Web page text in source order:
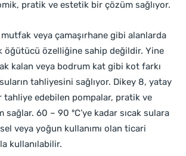
pratik ve estetik bir çözüm sağlıyor.
veya çamaşırhane gibi alanlarda
öğütücü özelliğine sahip değildir. Yine
kalan veya bodrum kat gibi kot farkı
tahliyesini sağlıyor. Dikey 8, yatay
tahliye edebilen pompalar, pratik ve
60 – 90 ºC’ye kadar sıcak sulara
veya yoğun kullanımı olan ticari
kullanılabilir.